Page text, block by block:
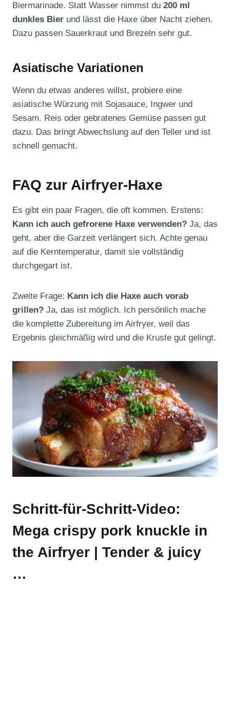
Biermarinade. Statt Wasser nimmst du 200 ml
dunkles Bier und lässt die Haxe über Nacht ziehen.
Dazu passen Sauerkraut und Brezeln sehr gut.
Asiatische Variationen
Wenn du etwas anderes willst, probiere eine
asiatische Würzung mit Sojasauce, Ingwer und
Sesam. Reis oder gebratenes Gemüse passen gut
dazu. Das bringt Abwechslung auf den Teller und ist
schnell gemacht.
FAQ zur Airfryer-Haxe
Es gibt ein paar Fragen, die oft kommen. Erstens:
Kann ich auch gefrorene Haxe verwenden? Ja, das
geht, aber die Garzeit verlängert sich. Achte genau
auf die Kerntemperatur, damit sie vollständig
durchgegart ist.
Zweite Frage: Kann ich die Haxe auch vorab
grillen? Ja, das ist möglich. Ich persönlich mache
die komplette Zubereitung im Airfryer, weil das
Ergebnis gleichmäßig wird und die Kruste gut gelingt.
Schritt-für-Schritt-Video:
Mega crispy pork knuckle in
the Airfryer | Tender & juicy
…